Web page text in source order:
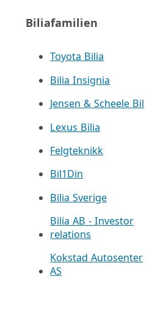
Biliafamilien
Toyota Bilia
Bilia Insignia
Jensen & Scheele Bil
Lexus Bilia
Felgteknikk
Bil1Din
Bilia Sverige
Bilia AB - Investor
relations
Kokstad Autosenter
AS